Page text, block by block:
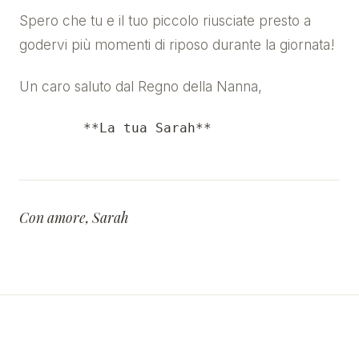
Spero che tu e il tuo piccolo riusciate presto a
godervi più momenti di riposo durante la giornata!
Un caro saluto dal Regno della Nanna,
Con amore, Sarah